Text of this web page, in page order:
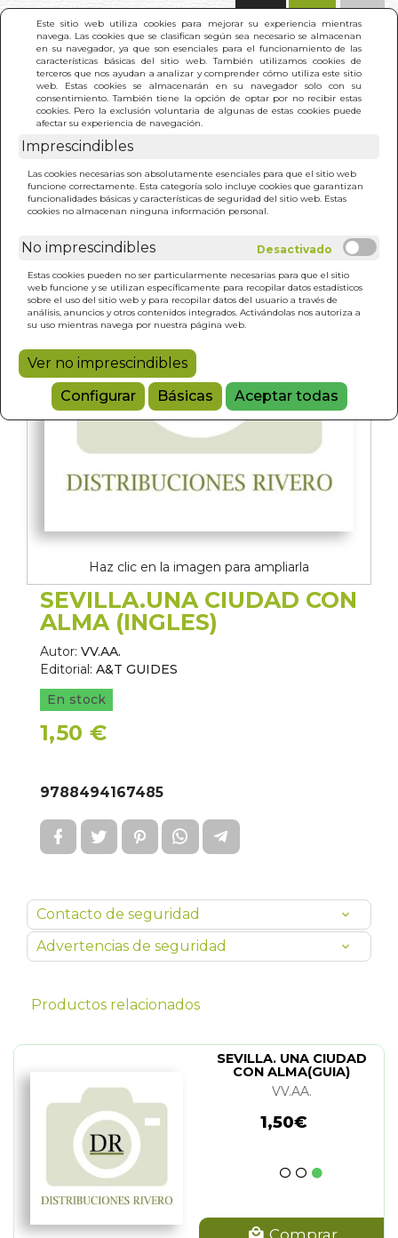
Este sitio web utiliza cookies para mejorar su experiencia mientras
navega. Las cookies que se clasifican según sea necesario se almacenan
en su navegador, ya que son esenciales para el funcionamiento de las
características básicas del sitio web. También utilizamos cookies de
terceros que nos ayudan a analizar y comprender cómo utiliza este sitio
web. Estas cookies se almacenarán en su navegador solo con su
consentimiento. También tiene la opción de optar por no recibir estas
cookies. Pero la exclusión voluntaria de algunas de estas cookies puede
afectar su experiencia de navegación.
Imprescindibles
Las cookies necesarias son absolutamente esenciales para que el sitio web
funcione correctamente. Esta categoría solo incluye cookies que garantizan
funcionalidades básicas y características de seguridad del sitio web. Estas
cookies no almacenan ninguna información personal.
No imprescindibles
Estas cookies pueden no ser particularmente necesarias para que el sitio
web funcione y se utilizan específicamente para recopilar datos estadísticos
sobre el uso del sitio web y para recopilar datos del usuario a través de
análisis, anuncios y otros contenidos integrados. Activándolas nos autoriza a
su uso mientras navega por nuestra página web.
Ver no imprescindibles
Configurar
Básicas Aceptar todas
INICIO >
Haz clic en la imagen para ampliarla
SEVILLA.UNA CIUDAD CON
ALMA (INGLES)
Autor: VV.AA.
Editorial: A&T GUIDES
En stock
1,50 €
9788494167485
Contacto de seguridad
Advertencias de seguridad
Productos relacionados
SEVILLA. UNA CIUDAD
CON ALMA(GUIA)
VV.AA.
1,50€